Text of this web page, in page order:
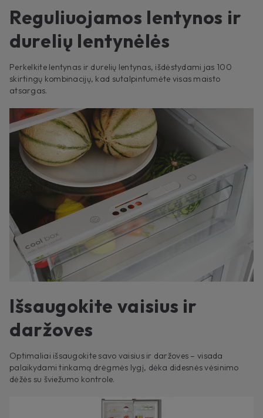
Reguliuojamos lentynos ir
durelių lentynėlės
Perkelkite lentynas ir durelių lentynas, išdėstydami jas 100
skirtingų kombinacijų, kad sutalpintumėte visas maisto
atsargas.
Išsaugokite vaisius ir
daržoves
Optimaliai išsaugokite savo vaisius ir daržoves – visada
palaikydami tinkamą drėgmės lygį, dėka didesnės vėsinimo
dėžės su šviežumo kontrole.